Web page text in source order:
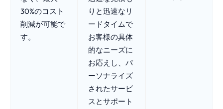
30%のコスト
削減が可能で
す。
りと迅速なリ
ードタイムで
お客様の具体
的なニーズに
お応えし、パ
ーソナライズ
されたサービ
スとサポート